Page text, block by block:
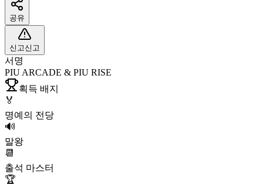
공유
신고신고
서명
PIU ARCADE & PIU RISE
획득 배지
🏅
명예의 전당
🔊
말왕
📆
출석 마스터
🏆